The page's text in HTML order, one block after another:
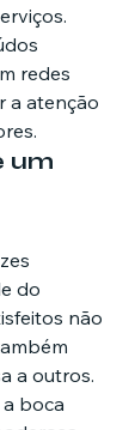
redes
a atenção
um
do
não
a outros.
boca